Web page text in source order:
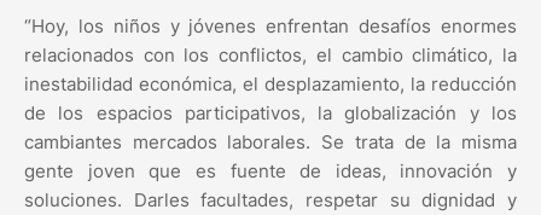
“Hoy, los niños y jóvenes enfrentan desafíos enormes
relacionados con los conflictos, el cambio climático, la
inestabilidad económica, el desplazamiento, la reducción
de los espacios participativos, la globalización y los
cambiantes mercados laborales. Se trata de la misma
gente joven que es fuente de ideas, innovación y
soluciones. Darles facultades, respetar su dignidad y